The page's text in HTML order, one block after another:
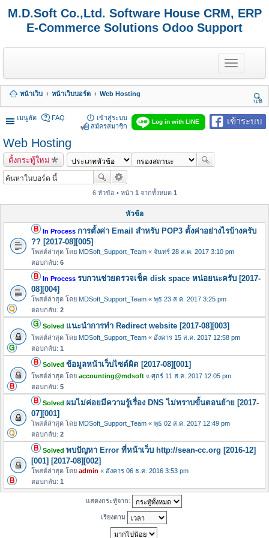
M.D.Soft Co.,Ltd. Software House CRM, ERP
E-Commerce Solutions Odoo Support
T
o
g
e
n
a
หน้าเว็บ หน้าเว็บบอร์ด
Web Hosting
นห
า
เมนูลัด
เข้าระบบ
Log in with LINE
FAQ
เข้าสู่ระบบ
สมัครสมาชิก
Web Hosting
ตั้งกระทู้ใหม่
6 หัวข้อ • หน้า 1 จากทั้งหมด 1
หัวข้อ
In Process การตั้งค่า Email สำหรับ POP3 ตั้งค่าอย่างไรบ้างครับ
?? [2017-08][005]
โพสต์ล่าสุด โดย MDSoft_Support_Team « จันทร์ 28 ส.ค. 2017 3:10 pm
ตอบกลับ: 6
In Process รบกวนช่วยตรวจเช็ค disk space หน่อยนะครับ [2017-
08][004]
โพสต์ล่าสุด โดย MDSoft_Support_Team « พุธ 23 ส.ค. 2017 3:25 pm
ตอบกลับ: 2
Solved แนะนำการทำ Redirect website [2017-08][003]
โพสต์ล่าสุด โดย MDSoft_Support_Team « อังคาร 15 ส.ค. 2017 12:58 pm
ตอบกลับ: 1
Solved ข้อมูลหน้าเว็บไซต์ผิด [2017-08][001]
โพสต์ล่าสุด โดย accounting@mdsoft « ศุกร์ 11 ส.ค. 2017 12:05 pm
ตอบกลับ: 5
Solved ผมไม่ค่อยมีความรู้เรื่อง DNS ไม่ทราบขั้นตอนย้าย [2017-
07][001]
โพสต์ล่าสุด โดย MDSoft_Support_Team « พุธ 02 ส.ค. 2017 12:49 pm
ตอบกลับ: 2
Solved พบปัญหา Error ที่หน้าเว็บ http://sean-cc.org [2016-12]
[001] [2017-08][002]
โพสต์ล่าสุด โดย admin « อังคาร 06 ธ.ค. 2016 3:53 pm
ตอบกลับ: 1
แสดงกระทู้จาก:
เรียงตาม